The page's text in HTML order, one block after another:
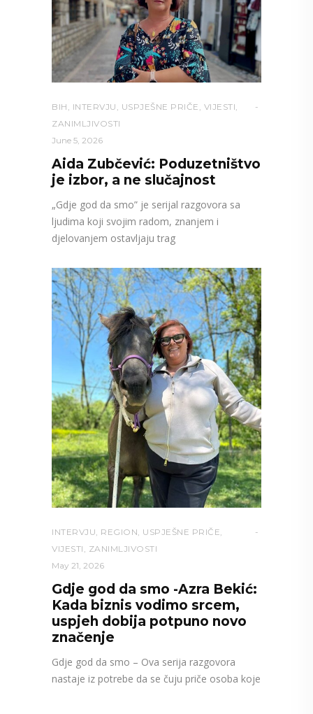
BIH INTERVJU USPJEŠNE PRIČE VIJESTI
ZANIMLJIVOSTI
June 5, 2026
Aida Zubčević: Poduzetništvo
je izbor, a ne slučajnost
„Gdje god da smo” je serijal razgovora sa
ljudima koji svojim radom, znanjem i
djelovanjem ostavljaju trag
INTERVJU, REGION, USPJEŠNE PRIČE,
VIJESTI , ZANIMLJIVOSTI
May 21, 2026
Gdje god da smo -Azra Bekić:
Kada biznis vodimo srcem,
uspjeh dobija potpuno novo
značenje
Gdje god da smo – Ova serija razgovora
nastaje iz potrebe da se čuju priče osoba koje